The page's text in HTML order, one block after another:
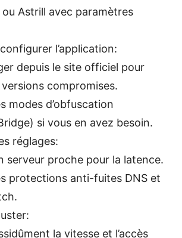
Astrill avec paramètres
l’application:
depuis le site officiel pour
compromises.
modes d’obfuscation
si vous en avez besoin.
réglages:
serveur proche pour la latence.
protections anti-fuites DNS et
la vitesse et l’accès